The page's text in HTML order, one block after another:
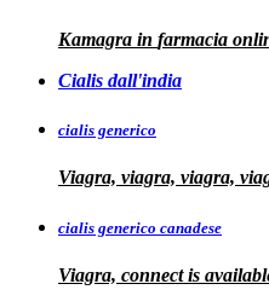
Kamagra in farmacia
Cialis dall'india
cialis generico
Viagra, viagra, viagra,
cialis generico canadese
Viagra, connect is